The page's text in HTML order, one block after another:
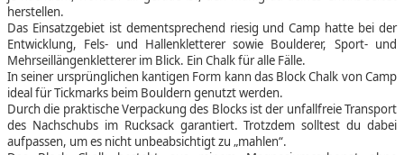
herstellen.
Das Einsatzgebiet ist dementsprechend riesig und Camp hatte bei der
Entwicklung, Fels- und Hallenkletterer sowie Boulderer, Sport- und
Mehrseillängenkletterer im Blick. Ein Chalk für alle Fälle.
In seiner ursprünglichen kantigen Form kann das Block Chalk von Camp
ideal für Tickmarks beim Bouldern genutzt werden.
Durch die praktische Verpackung des Blocks ist der unfallfreie Transport
des Nachschubs im Rucksack garantiert. Trotzdem solltest du dabei
aufpassen, um es nicht unbeabsichtigt zu „mahlen“.